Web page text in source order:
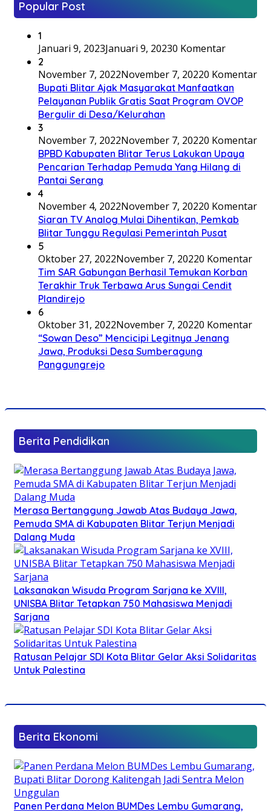
Popular Post
1
Januari 9, 2023Januari 9, 20230 Komentar
2
November 7, 2022November 7, 20220 Komentar
Bupati Blitar Ajak Masyarakat Manfaatkan
Pelayanan Publik Gratis Saat Program OVOP
Bergulir di Desa/Kelurahan
3
November 7, 2022November 7, 20220 Komentar
BPBD Kabupaten Blitar Terus Lakukan Upaya
Pencarian Terhadap Pemuda Yang Hilang di
Pantai Serang
4
November 4, 2022November 7, 20220 Komentar
Siaran TV Analog Mulai Dihentikan, Pemkab
Blitar Tunggu Regulasi Pemerintah Pusat
5
Oktober 27, 2022November 7, 20220 Komentar
Tim SAR Gabungan Berhasil Temukan Korban
Terakhir Truk Terbawa Arus Sungai Cendit
Plandirejo
6
Oktober 31, 2022November 7, 20220 Komentar
“Sowan Deso” Mencicipi Legitnya Jenang
Jawa, Produksi Desa Sumberagung
Panggungrejo
Berita Pendidikan
Merasa Bertanggung Jawab Atas Budaya Jawa,
Pemuda SMA di Kabupaten Blitar Terjun Menjadi
Dalang Muda
Laksanakan Wisuda Program Sarjana ke XVIII,
UNISBA Blitar Tetapkan 750 Mahasiswa Menjadi
Sarjana
Ratusan Pelajar SDI Kota Blitar Gelar Aksi Solidaritas
Untuk Palestina
Berita Ekonomi
Panen Perdana Melon BUMDes Lembu Gumarang,